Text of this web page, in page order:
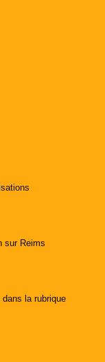
sur Reims
la rubrique